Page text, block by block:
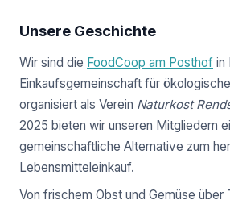
Unsere Geschichte
Wir sind die FoodCoop am Posthof in
Einkaufsgemeinschaft für
organisiert als Verein Naturkost
2025 bieten wir unseren Mitgliedern
gemeinschaftliche Alternative zum
Lebensmitteleinkauf.
Von frischem Obst und Gemüse über